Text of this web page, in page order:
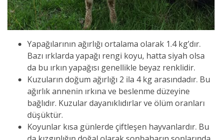
Yapağılarının ağırlığı ortalama olarak 1.4 kg’dır.
Bazı ırklarda yapağı rengi koyu, hatta siyah olsa
da bu ırkın yapağısı genellikle beyaz renklidir.
Kuzuların doğum ağırlığı 2 ila 4 kg arasındadır. Bu
ağırlık annenin ırkına ve beslenme düzeyine
bağlıdır. Kuzular dayanıklıdırlar ve ölüm oranları
düşüktür.
Koyunlar kısa günlerde çiftleşen hayvanlardır. Bu